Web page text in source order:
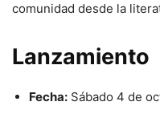
comunidad desde la
Lanzamiento
Fecha: Sábado 4 de